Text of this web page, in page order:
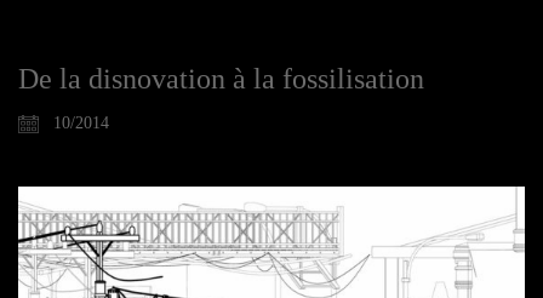
De la disnovation à la fossilisation
10/2014